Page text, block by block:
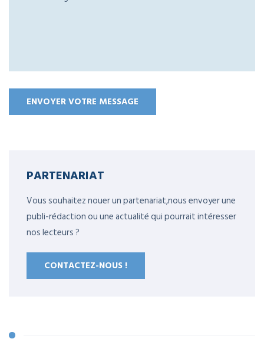
PARTENARIAT
Vous souhaitez nouer un partenariat,nous envoyer une
publi-rédaction ou une actualité qui pourrait intéresser
nos lecteurs ?
CONTACTEZ-NOUS !